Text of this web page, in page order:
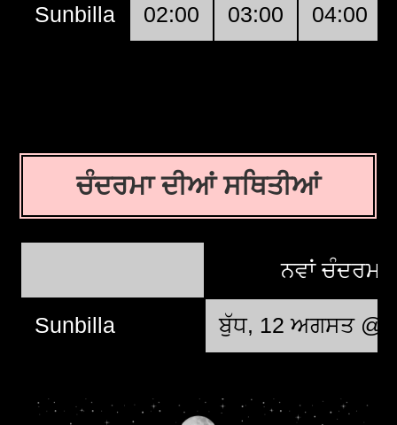
Sunbilla 02:00 03:00 04:00
ਚੰਦਰਮਾ ਦੀਆਂ ਸਥਿਤੀਆਂ
ਨਵਾਂ ਚੰਦਰਮਾ
Sunbilla ਬੁੱਧ, 12 ਅਗਸਤ @